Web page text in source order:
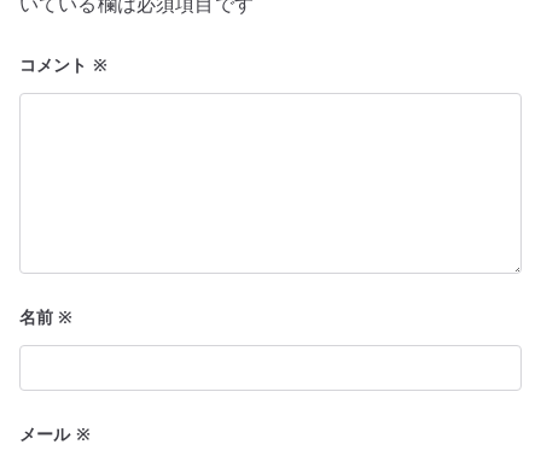
ン
コメント ※
名前※
メール ※